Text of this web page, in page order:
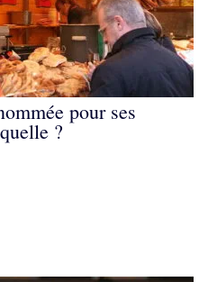
pour ses
?